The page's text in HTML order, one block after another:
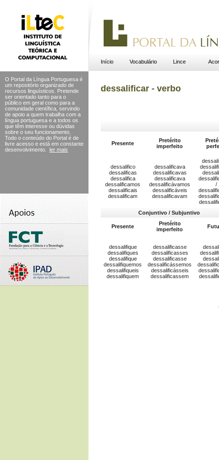
Início Vocabulário Lince
O Portal da Língua Portuguesa é
um repositório organizado de
recursos linguísticos. Pretende
ser orientado tanto para o
público em geral como para a
comunidade científica, servindo
de apoio a quem trabalha com a
língua portuguesa e a todos os
que têm interesse ou dúvidas
sobre o seu funcionamento.
Todo o conteúdo do Portal é de
livre acesso e está em constante
desenvolvimento.
ler mais
dessalificar - verbo
Presente
Pretérito
imperfeito
dessalifico
dessalificas
dessalifica
dessalificamos
dessalificais
dessalificam
dessalificava
dessalificavas
dessalificava
dessalificávamos
dessalificáveis
dessalificavam
/
Conjuntivo / Subjuntivo
Presente
Pretérito
imperfeito
dessalifique
dessalifiques
dessalifique
dessalifiquemos
dessalifiqueis
dessalifiquem
dessalificasse
dessalificasses
dessalificasse
dessalificássemos
dessalificásseis
dessalificassem